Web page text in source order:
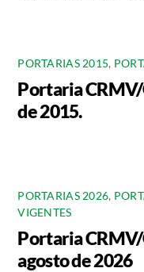
PORTARIAS 2015,
Portaria CRMV/
de 2015.
PORTARIAS 2026,
VIGENTES
Portaria CRMV/
agosto de 2026